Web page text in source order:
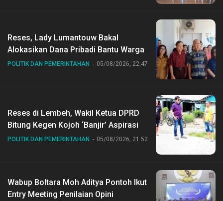
Reses, Lady Lumantouw Bakal
Alokasikan Dana Pribadi Bantu Warga
POLITIK DAN PEMERINTAHAN 05/08/2026, 22:47
Reses di Lembeh, Wakil Ketua DPRD
Bitung Kegen Kojoh ‘Banjir’ Aspirasi
POLITIK DAN PEMERINTAHAN 05/08/2026, 21:52
Wabup Boltara Moh Aditya Pontoh Ikut
Entry Meeting Penilaian Opini